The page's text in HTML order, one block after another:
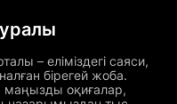
– еліміздегі саяси,
бірегей жоба.
маңызды оқиғалар,